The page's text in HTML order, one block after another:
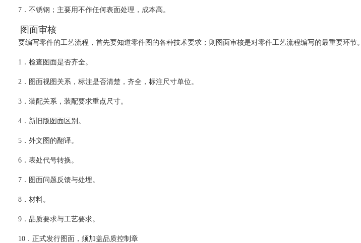
7．不锈钢；主要用不作任何表面处理，成本高。
图面审核
要编写零件的工艺流程，首先要知道零件图的各种技术要求；则图面审核是对零件工艺流程编写的最重要环节。
1．检查图面是否齐全。
2．图面视图关系，标注是否清楚，齐全，标注尺寸单位。
3．装配关系，装配要求重点尺寸。
4．新旧版图面区别。
5．外文图的翻译。
6．表处代号转换。
7．图面问题反馈与处埋。
8．材料。
9．品质要求与工艺要求。
10．正式发行图面，须加盖品质控制章